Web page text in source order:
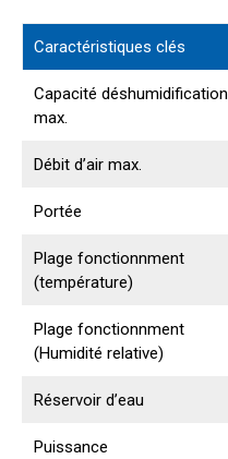
Caractéristiques clés
Capacité déshumidification
max.
Débit d’air max.
Portée
Plage fonctionnment
(température)
Plage fonctionnment
(Humidité relative)
Réservoir d’eau
Puissance